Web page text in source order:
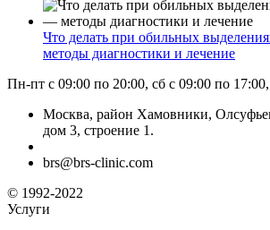
Что делать при обильных
методы диагностики и лечение
Пн-пт с 09:00 по 20:00, сб с 09:00 по
Москва, район Хамовники,
дом 3, строение 1.
brs@brs-clinic.com
© 1992-2022
Услуги